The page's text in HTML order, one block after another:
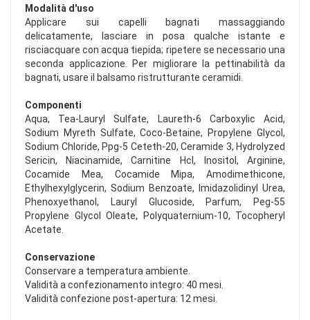
Modalità d'uso
Applicare sui capelli bagnati massaggiando
delicatamente, lasciare in posa qualche istante e
risciacquare con acqua tiepida; ripetere se necessario una
seconda applicazione. Per migliorare la pettinabilità da
bagnati, usare il balsamo ristrutturante ceramidi.
Componenti
Aqua, Tea-Lauryl Sulfate, Laureth-6 Carboxylic Acid,
Sodium Myreth Sulfate, Coco-Betaine, Propylene Glycol,
Sodium Chloride, Ppg-5 Ceteth-20, Ceramide 3, Hydrolyzed
Sericin, Niacinamide, Carnitine Hcl, Inositol, Arginine,
Cocamide Mea, Cocamide Mipa, Amodimethicone,
Ethylhexylglycerin, Sodium Benzoate, Imidazolidinyl Urea,
Phenoxyethanol, Lauryl Glucoside, Parfum, Peg-55
Propylene Glycol Oleate, Polyquaternium-10, Tocopheryl
Acetate.
Conservazione
Conservare a temperatura ambiente.
Validità a confezionamento integro: 40 mesi.
Validità confezione post-apertura: 12 mesi.